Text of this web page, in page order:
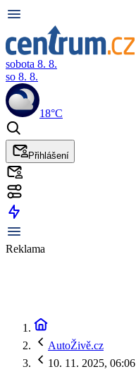
sobota 8. 8.
so 8. 8.
18°C
Přihlášení
Reklama
AutoŽivě.cz
10. 11. 2025, 06:06